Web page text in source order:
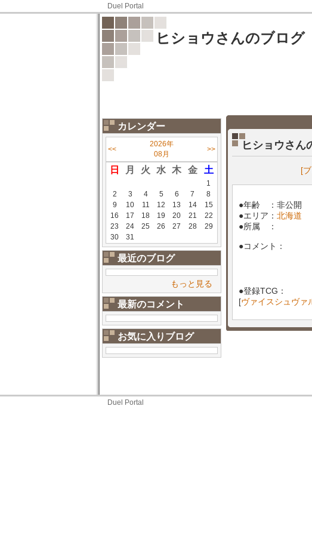
Duel Portal
ヒショウさんのブログ
カレンダー
<<
2026年
08月
>>
日 月 火 水 木 金 土
1
2
3 4 5 6 7
8
9
10 11 12 13 14
15
16
17 18 19 20 21
22
23
24 25 26 27 28
29
30
31
最近のブログ
もっと見る
最新のコメント
お気に入りブログ
ヒショウさん
[
●年齢 ：非公開
●エリア： 北海道
●所属 ：
●コメント：
●登録TCG：
[ヴァイスシュヴァ
Duel Portal